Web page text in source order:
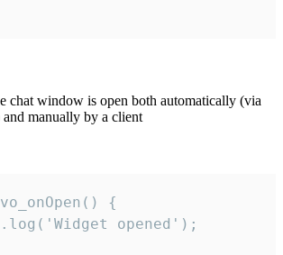
chat window is open both automatically (via
manually by a client
{
opened');